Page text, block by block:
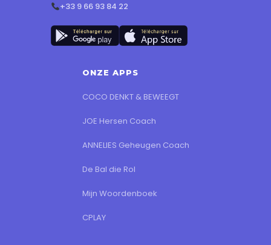
+33 9 66 93 84 22
ONZE APPS
COCO DENKT & BEWEEGT
JOE Hersen Coach
ANNELIES Geheugen Coach
De Bal die Rol
Mijn Woordenboek
CPLAY